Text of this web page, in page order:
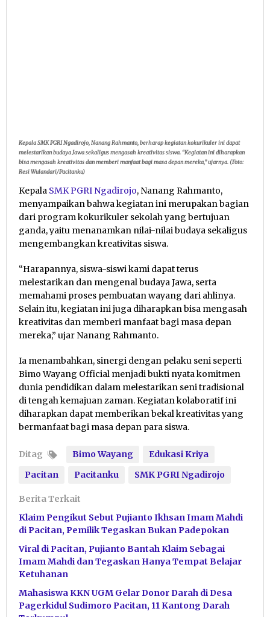
Kepala SMK PGRI Ngadirojo, Nanang Rahmanto, berharap kegiatan kokurikuler ini dapat
melestarikan budaya Jawa sekaligus mengasah kreativitas siswa. “Kegiatan ini diharapkan
bisa mengasah kreativitas dan memberi manfaat bagi masa depan mereka,” ujarnya. (Foto:
Resi Wulandari/Pacitanku)
Kepala SMK PGRI Ngadirojo, Nanang Rahmanto,
menyampaikan bahwa kegiatan ini merupakan bagian
dari program kokurikuler sekolah yang bertujuan
ganda, yaitu menanamkan nilai-nilai budaya sekaligus
mengembangkan kreativitas siswa.
“Harapannya, siswa-siswi kami dapat terus
melestarikan dan mengenal budaya Jawa, serta
memahami proses pembuatan wayang dari ahlinya.
Selain itu, kegiatan ini juga diharapkan bisa mengasah
kreativitas dan memberi manfaat bagi masa depan
mereka,” ujar Nanang Rahmanto.
Ia menambahkan, sinergi dengan pelaku seni seperti
Bimo Wayang Official menjadi bukti nyata komitmen
dunia pendidikan dalam melestarikan seni tradisional
di tengah kemajuan zaman. Kegiatan kolaboratif ini
diharapkan dapat memberikan bekal kreativitas yang
bermanfaat bagi masa depan para siswa.
Ditag Bimo Wayang
Edukasi Kriya
Pacitan
Pacitanku SMK PGRI Ngadirojo
Berita Terkait
Klaim Pengikut Sebut Pujianto Ikhsan Imam Mahdi
di Pacitan, Pemilik Tegaskan Bukan Padepokan
Viral di Pacitan, Pujianto Bantah Klaim Sebagai
Imam Mahdi dan Tegaskan Hanya Tempat Belajar
Ketuhanan
Mahasiswa KKN UGM Gelar Donor Darah di Desa
Pagerkidul Sudimoro Pacitan, 11 Kantong Darah